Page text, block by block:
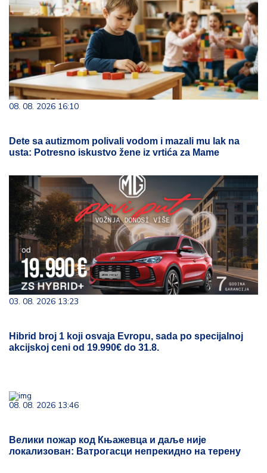
08. 08. 2026 16:10
Dete sa autizmom polivali vodom i mazali mu lak na
usta: Potresno iskustvo žene iz vrtića za Mame
03. 08. 2026 13:23
Hibrid broj 1 koji osvaja Evropu, sada po specijalnoj
akcijskoj ceni od 19.990€ do 31.8.
08. 08. 2026 13:46
Велики пожар код Књажевца и даље није
локализован: Ватрогасци непрекидно на терену